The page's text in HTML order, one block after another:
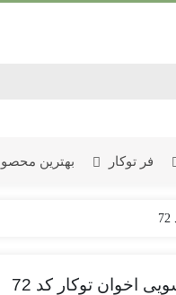
فر توکار بهترین
گازی
اخوان توکار کد 72